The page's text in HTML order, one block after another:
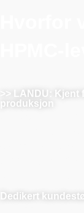
>> LANDU:
produksjon
Dedikert